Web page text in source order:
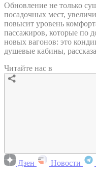
Обновление не только
посадочных мест,
повысит уровень
пассажиров, которые по
новых вагонов: это
душевые кабины,
Читайте нас в
Дзен Новости